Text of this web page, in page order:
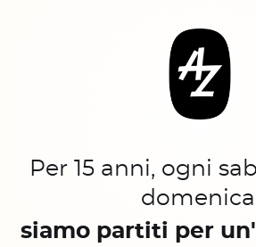
Per 15 anni, ogni
siamo partiti per